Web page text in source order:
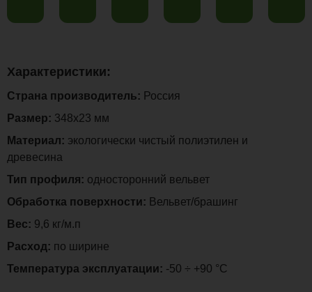
Характеристики:
Страна производитель: Россия
Размер: 348х23 мм
Материал: экологически чистый полиэтилен и
древесина
Тип профиля: односторонний вельвет
Обработка поверхности: Вельвет/брашинг
Вес: 9,6 кг/м.п
Расход: по ширине
Температура эксплуатации: -50 ÷ +90 °C